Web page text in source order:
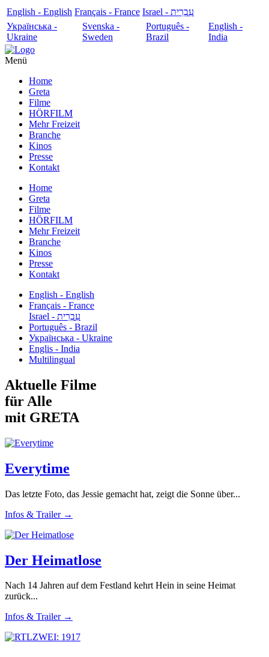
English - English Français - France
עִבְרִית - Israel
Українська -
Ukraine
Svenska -
Sweden
Português -
Brazil
English -
India
Menü
Home
Greta
Filme
HÖRFILM
Mehr Freizeit
Branche
Kinos
Presse
Kontakt
Home
Greta
Filme
HÖRFILM
Mehr Freizeit
Branche
Kinos
Presse
Kontakt
English - English
Français - France
עִבְרִית - Israel
Português - Brazil
Українська - Ukraine
Englis - India
Multilingual
Aktuelle Filme
für Alle
mit GRETA
Everytime
Das letzte Foto, das Jessie gemacht hat, zeigt die Sonne über...
Infos & Trailer →
Der Heimatlose
Nach 14 Jahren auf dem Festland kehrt Hein in seine Heimat
zurück...
Infos & Trailer →